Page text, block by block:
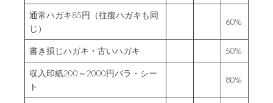
通常ハガキ85円（往復ハガキも同
じ）
60%
書き損じハガキ・古いハガキ 50%
収入印紙200～2000円バラ・シー
ト
80%